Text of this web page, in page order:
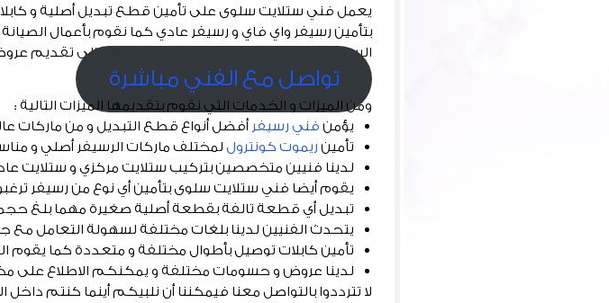
يعمل فني ستلايت سلوى على تأمين قطع تبديل أصلية و
بتأمين رسيفر واي فاي و رسيفر عادي كما نقوم بأعمال
الستلايت العادي و الستلايت المركزي بالإضافة إلى تقديم
تواصل مع الفني مباشرة
ومن الميزات و الخدمات التي نقوم بتقديمها الميزات التالية :
يؤمنفني رسيفرأفضل أنواع قطع التبديل و من ماركات
تأمينريموت كونتروللمختلف ماركات الرسيفر أصلي و
لدينا فنيين متخصصين بتركيب ستلايت مركزي و ستلايت
يقوم أيضا فني ستلايت سلوى بتأمين أي نوع من رسيفر
تبديل أي قطعة تالفة بقطعة أصلية صغيرة مهما بلغ
يتحدث الفنيين لدينا بلغات مختلفة لسهولة التعامل
تأمين كابلات توصيل بأطوال مختلفة و متعددة كما يقوم
لدينا عروض و حسومات مختلفة و يمكنكم الاطلاع على
لا تترددوا بالتواصل معنا فيمكننا أن نلبيكم أينما كنتم